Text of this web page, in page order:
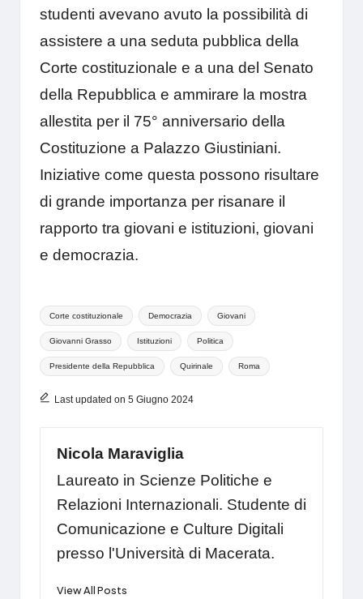
studenti avevano avuto la possibilità di
assistere a una seduta pubblica della
Corte costituzionale e a una del Senato
della Repubblica e ammirare la mostra
allestita per il 75° anniversario della
Costituzione a Palazzo Giustiniani.
Iniziative come questa possono risultare
di grande importanza per risanare il
rapporto tra giovani e istituzioni, giovani
e democrazia.
Tags:
Corte costituzionale Democrazia Giovani
Giovanni Grasso Istituzioni Politica
Presidente della Repubblica Quirinale Roma
Last updated on 5 Giugno 2024
Nicola Maraviglia
Laureato in Scienze Politiche e
Relazioni Internazionali. Studente di
Comunicazione e Culture Digitali
presso l'Università di Macerata.
View All Posts